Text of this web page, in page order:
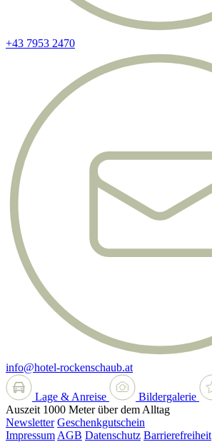
+43 7953 2470
info@hotel-rockenschaub.at
Lage & Anreise Bildergalerie
Auszeit 1000 Meter über dem Alltag
Newsletter Geschenkgutschein
Impressum AGB Datenschutz Barrierefreiheit